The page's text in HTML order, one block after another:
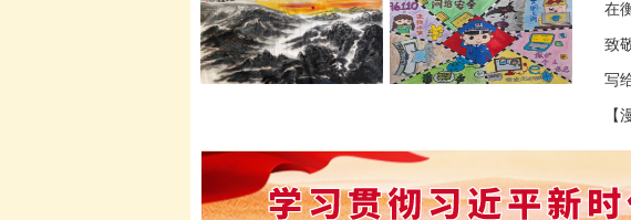
在
致
写
【